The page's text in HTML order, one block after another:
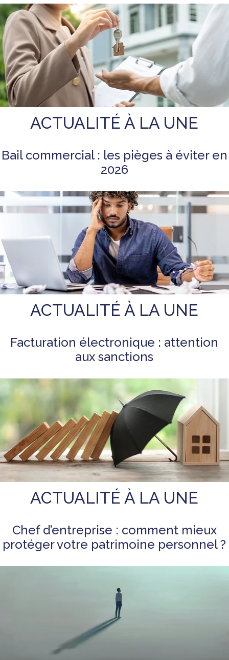
ACTUALITÉ À LA UNE
Bail commercial : les pièges à éviter en
2026
ACTUALITÉ À LA UNE
Facturation électronique : attention
aux sanctions
ACTUALITÉ À LA UNE
Chef d’entreprise : comment mieux
protéger votre patrimoine personnel ?